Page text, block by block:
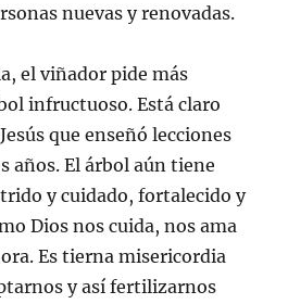
nuevas y renovadas.
el viñador pide más
infructuoso. Está claro
que enseñó lecciones
años. El árbol aún tiene
y cuidado, fortalecido y
Dios nos cuida, nos ama
Es tierna misericordia
y así fertilizarnos